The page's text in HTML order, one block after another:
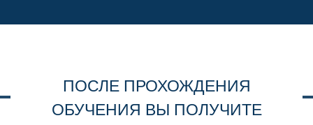
ПОСЛЕ ПРОХОЖДЕНИЯ
ОБУЧЕНИЯ ВЫ ПОЛУЧИТЕ